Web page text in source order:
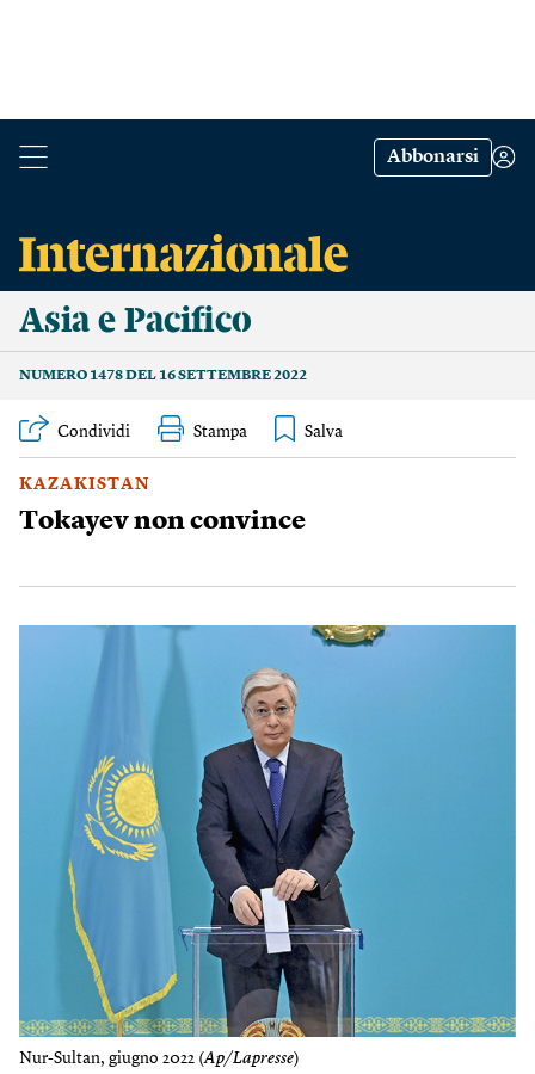
Abbonarsi
Asia e Pacifico
NUMERO 1478 DEL 16 SETTEMBRE 2022
Condividi Stampa
KAZAKISTAN
Tokayev non convince
Nur-Sultan, giugno 2022 (Ap/Lapresse)